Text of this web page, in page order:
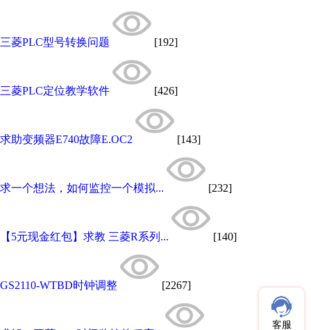
三菱PLC型号转换问题 [192]
三菱PLC定位教学软件 [426]
求助变频器E740故障E.OC2 [143]
求一个想法，如何监控一个模拟... [232]
【5元现金红包】求教 三菱R系列... [140]
GS2110-WTBD时钟调整 [2267]
客服